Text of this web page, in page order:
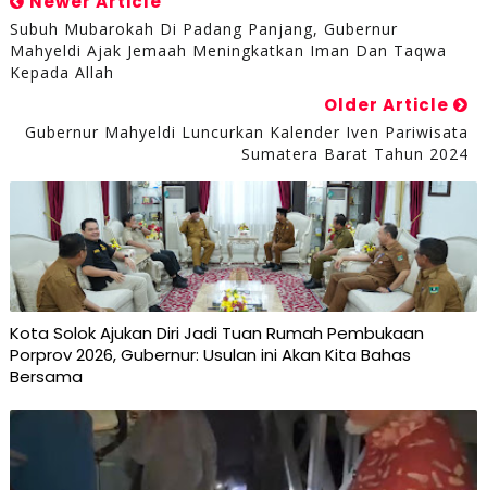
Subuh Mubarokah Di Padang Panjang, Gubernur
Mahyeldi Ajak Jemaah Meningkatkan Iman Dan Taqwa
Kepada Allah
Older Article
Gubernur Mahyeldi Luncurkan Kalender Iven Pariwisata
Sumatera Barat Tahun 2024
Kota Solok Ajukan Diri Jadi Tuan Rumah Pembukaan
Porprov 2026, Gubernur: Usulan ini Akan Kita Bahas
Bersama